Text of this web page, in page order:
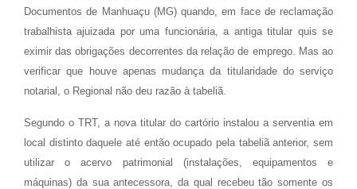
Documentos de Manhuaçu (MG) quando, em face de reclamação
trabalhista ajuizada por uma funcionária, a antiga titular quis se
eximir das obrigações decorrentes da relação de emprego. Mas ao
verificar que houve apenas mudança da titularidade do serviço
notarial, o Regional não deu razão à tabeliã.
Segundo o TRT, a nova titular do cartório instalou a serventia em
local distinto daquele até então ocupado pela tabeliã anterior, sem
utilizar o acervo patrimonial (instalações, equipamentos e
máquinas) da sua antecessora, da qual recebeu tão somente os